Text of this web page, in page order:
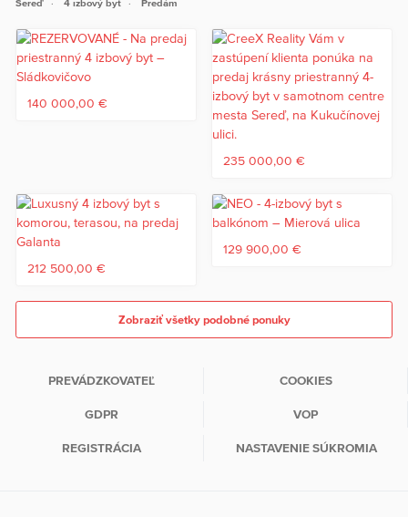
Sereď 4 izbový byt Predám
140 000,00 €
235 000,00 €
212 500,00 €
129 900,00 €
Zobraziť všetky podobné ponuky
PREVÁDZKOVATEĽ COOKIES
GDPR VOP
REGISTRÁCIA NASTAVENIE SÚKROMIA